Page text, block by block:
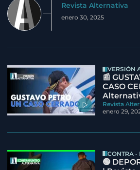
Revista Alternativa
enero 30, 2025
VERSIÓN
📰
CASO
Revista
enero 29,
CONTRA -
🟢